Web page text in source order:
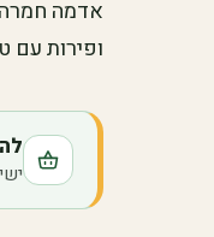
אדמה חמרה
ופירות עם